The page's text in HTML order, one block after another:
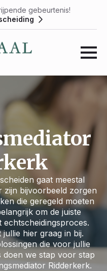
gebeurtenis!
gaat meestal
zijn bijvoorbeeld zorgen
die geregeld moeten
om de juiste
echtscheidingsproces.
jullie hier graag in bij.
die voor jullie
doen we stap voor stap
Ridderkerk.